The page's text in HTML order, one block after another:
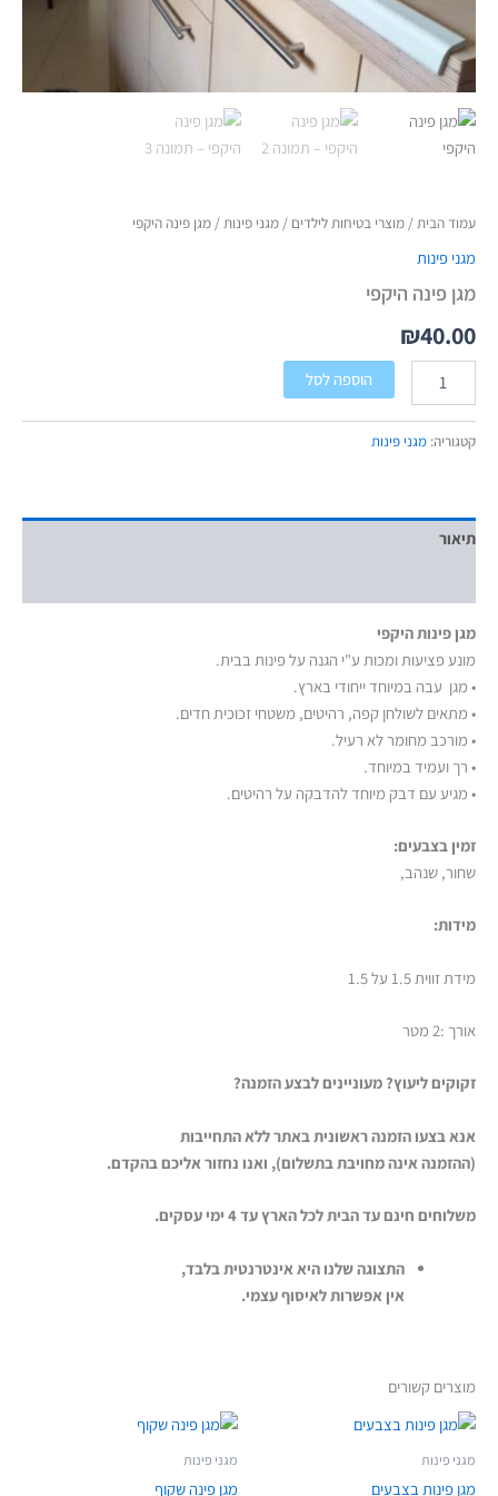
עמוד הבית/ מוצרי בטיחות לילדים / מגני פינות/ מגן פינה היקפי
מגני פינות
מגן פינה היקפי
₪40.00
הוספה לסל
קטגוריה: מגני פינות
תיאור
מגן פינות היקפי
מונע פציעות ומכות ע"י הגנה על פינות בבית.
• מגן עבה במיוחד ייחודי בארץ.
• מתאים לשולחן קפה, רהיטים, משטחי זכוכית חדים.
• מורכב מחומר לא רעיל.
• רך ועמיד במיוחד.
• מגיע עם דבק מיוחד להדבקה על רהיטים.
זמין בצבעים:
שחור, שנהב,
מידות:
מידת זווית 1.5 על 1.5
אורך :2 מטר
זקוקים ליעוץ? מעוניינים לבצע הזמנה?
אנא בצעו הזמנה ראשונית באתר ללא התחייבות
(ההזמנה אינה מחויבת בתשלום), ואנו נחזור אליכם בהקדם.
משלוחים חינם עד הבית לכל הארץ עד 4 ימי עסקים.
התצוגה שלנו היא אינטרנטית בלבד,
אין אפשרות לאיסוף עצמי.
מוצרים קשורים
מגני פינות
מגן פינות בצבעים
מגני פינות
מגן פינה שקוף